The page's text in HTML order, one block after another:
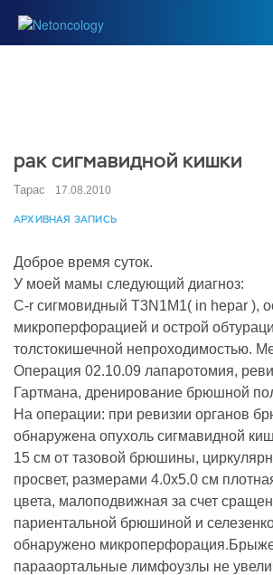
рак сигмавидной кишки
Тарас 17.08.2010
АРХИВНАЯ ЗАПИСЬ
Доброе время суток.
У моей мамы следующий диагноз:
C-r сигмовидный T3N1M1( in hepar ),
микроперфорацией и острой
толстокишечной непроходимостью.
Операция 02.10.09 лапаротомия,
Гартмана, дренирование брюшной
На операции: при ревизии органов
обнаружена опухоль сигмавидной
15 см от тазовой брюшины,
просвет, размерами 4.0х5.0 см
цвета, малоподвижная за счет
париентальной брюшиной и
обнаружено
парааортальные лимфоузлы не